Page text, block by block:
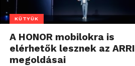
KÜTYÜK
A HONOR mobilokra is
elérhetők lesznek az ARRI
megoldásai